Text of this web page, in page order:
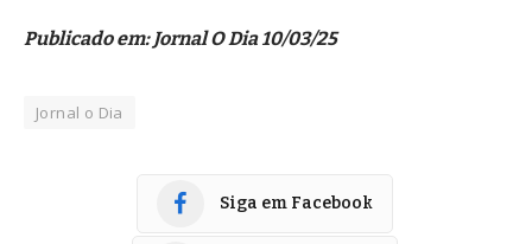
Publicado em: Jornal O Dia 10/03/25
Jornal o Dia
Siga em Facebook